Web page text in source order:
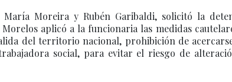
Moreira y Rubén Garibaldi, solicitó la
aplicó a la funcionaria las medidas
del territorio nacional, prohibición de
social, para evitar el riesgo de